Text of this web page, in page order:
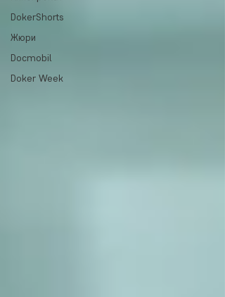
DokerShorts
Жюри
Docmobil
Doker Week